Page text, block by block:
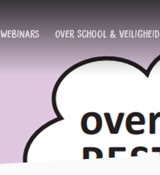
Webinars Over School & Veiligheid